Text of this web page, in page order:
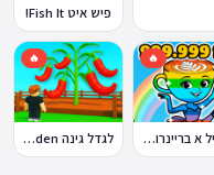
פיש איט Fish It!
🔥
סטיל א בריינרוט Steal a Brainrot
🔥
לגדל גינה Grow a Garden